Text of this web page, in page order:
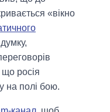
«вікно
росія
на полі бою.